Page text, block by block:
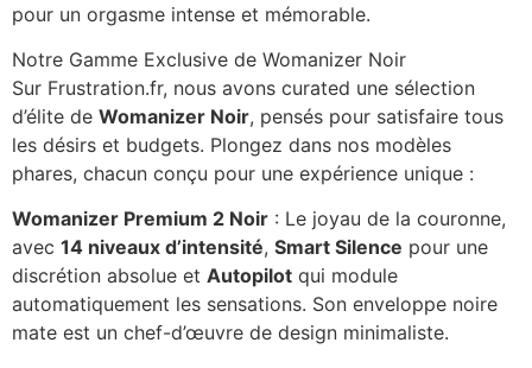
pour un orgasme intense et mémorable.
Notre Gamme Exclusive de Womanizer Noir
Sur Frustration.fr, nous avons curated une sélection
d’élite de Womanizer Noir, pensés pour satisfaire tous
les désirs et budgets. Plongez dans nos modèles
phares, chacun conçu pour une expérience unique :
Womanizer Premium 2 Noir : Le joyau de la couronne,
avec 14 niveaux d’intensité, Smart Silence pour une
discrétion absolue et Autopilot qui module
automatiquement les sensations. Son enveloppe noire
mate est un chef-d’œuvre de design minimaliste.